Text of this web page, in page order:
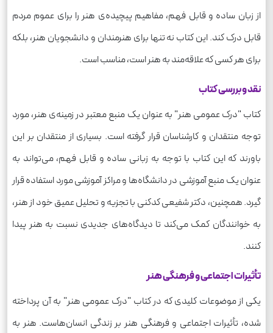
از زبان ساده و قابل فهم، مفاهیم پیچیده‌ی هنر را برای عموم مردم
قابل درک کند. این کتاب نه تنها برای هنرمندان و دانشجویان هنر، بلکه
برای هر کسی که علاقه‌مند به هنر است، مناسب است.
نقد و بررسی کتاب
کتاب "درک عمومی هنر" به عنوان یک منبع معتبر در زمینه‌ی هنر، مورد
توجه منتقدان و کارشناسان قرار گرفته است. بسیاری از منتقدان بر این
باورند که این کتاب با توجه به زبانی ساده و قابل فهم، می‌تواند به
عنوان یک منبع آموزشی در دانشگاه‌ها و مراکز آموزشی مورد استفاده قرار
گیرد. همچنین، دکتر شفیعی کدکنی با تجزیه و تحلیل عمیق خود از هنر،
به خوانندگان کمک می‌کند تا دیدگاه‌های جدیدی نسبت به هنر پیدا
کنند.
تأثیرات اجتماعی و فرهنگی هنر
یکی از موضوعات کلیدی که در کتاب "درک عمومی هنر" به آن پرداخته
شده، تأثیرات اجتماعی و فرهنگی هنر بر زندگی انسان‌هاست. هنر به